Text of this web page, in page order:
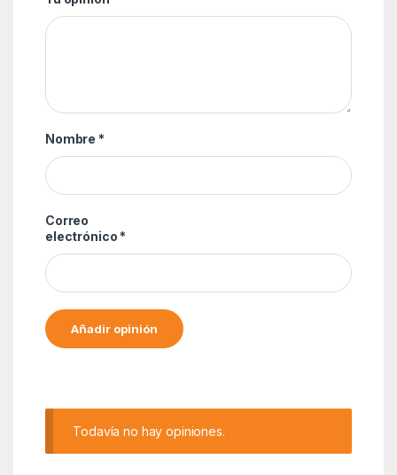
Nombre *
Correo
electrónico *
Todavía no hay opiniones.